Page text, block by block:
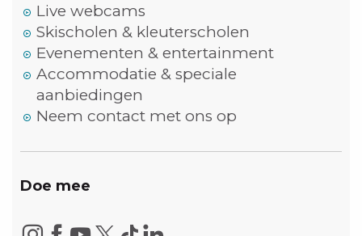
Live webcams
Skischolen & kleuterscholen
Evenementen & entertainment
Accommodatie & speciale
aanbiedingen
Neem contact met ons op
Doe mee